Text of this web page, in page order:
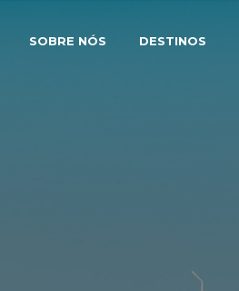
SOBRE NÓS DESTINOS